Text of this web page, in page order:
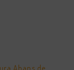
Abans de